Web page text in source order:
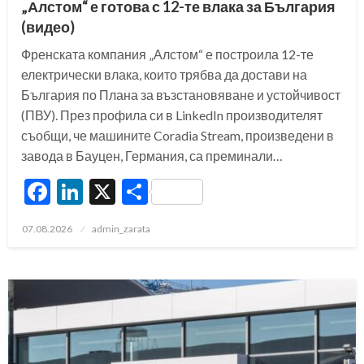
„Алстом“ е готова с 12-те влака за България
(видео)
Френската компания „Алстом“ е построила 12-те
електрически влака, които трябва да достави на
България по Плана за възстановяване и устойчивост
(ПВУ). През профила си в LinkedIn производителят
съобщи, че машините Coradia Stream, произведени в
завода в Бауцен, Германия, са преминали…
Facebook
LinkedIn
X Share
Posted
07.08.2026 admin_zarata